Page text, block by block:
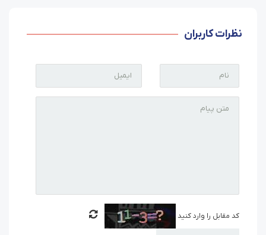
نظرات کاربران
کد مقابل را وارد کنید